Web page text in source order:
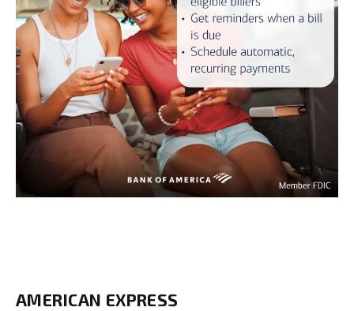
AMERICAN EXPRESS